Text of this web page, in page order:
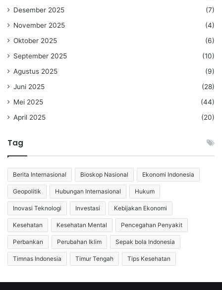
Desember 2025
(7)
November 2025
(4)
Oktober 2025
(6)
September 2025
(10)
Agustus 2025
(9)
Juni 2025
(28)
Mei 2025
(44)
April 2025
(20)
Tag
Berita Internasional Bioskop Nasional Ekonomi Indonesia
Geopolitik Hubungan Internasional Hukum
Inovasi Teknologi Investasi Kebijakan Ekonomi
Kesehatan Kesehatan Mental Pencegahan Penyakit
Perbankan Perubahan Iklim Sepak bola Indonesia
Timnas Indonesia Timur Tengah Tips Kesehatan